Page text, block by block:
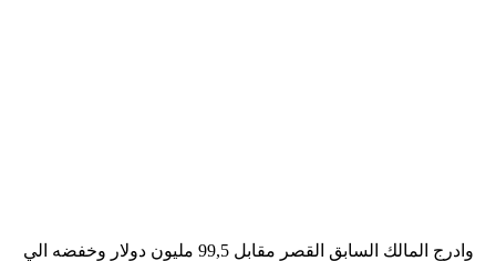
وادرج المالك السابق القصر مقابل 99,5 مليون دولار وخفضه الي